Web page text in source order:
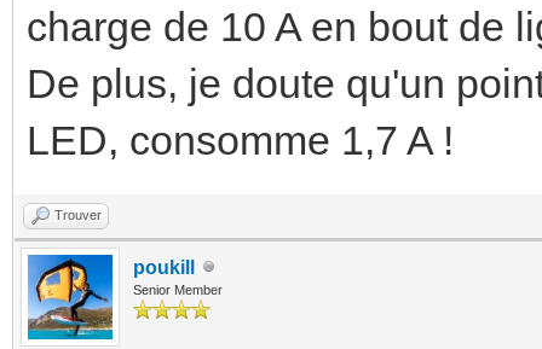
charge de 10 A en bout de
De plus, je doute qu'un
LED, consomme 1,7 A !
Trouver
poukill
Senior Member